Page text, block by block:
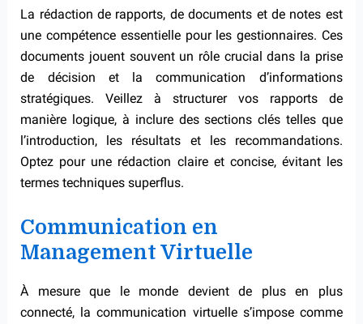
La rédaction de rapports, de documents et de notes est
une compétence essentielle pour les gestionnaires. Ces
documents jouent souvent un rôle crucial dans la prise
de décision et la communication d’informations
stratégiques. Veillez à structurer vos rapports de
manière logique, à inclure des sections clés telles que
l’introduction, les résultats et les recommandations.
Optez pour une rédaction claire et concise, évitant les
termes techniques superflus.
Communication en
Management Virtuelle
À mesure que le monde devient de plus en plus
connecté, la communication virtuelle s’impose comme